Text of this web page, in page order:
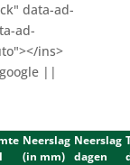
data-ad-
ad-
ins>
||
Neerslag
(in mm)
Neerslag
dagen